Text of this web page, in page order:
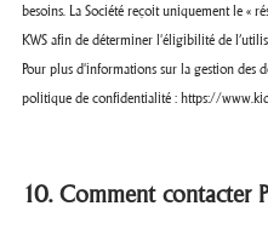
besoins. La Société reçoit uniquement le «
KWS afin de déterminer l'éligibilité de
Pour plus d'informations sur la gestion des
politique de confidentialité : https://
10. Comment contacter